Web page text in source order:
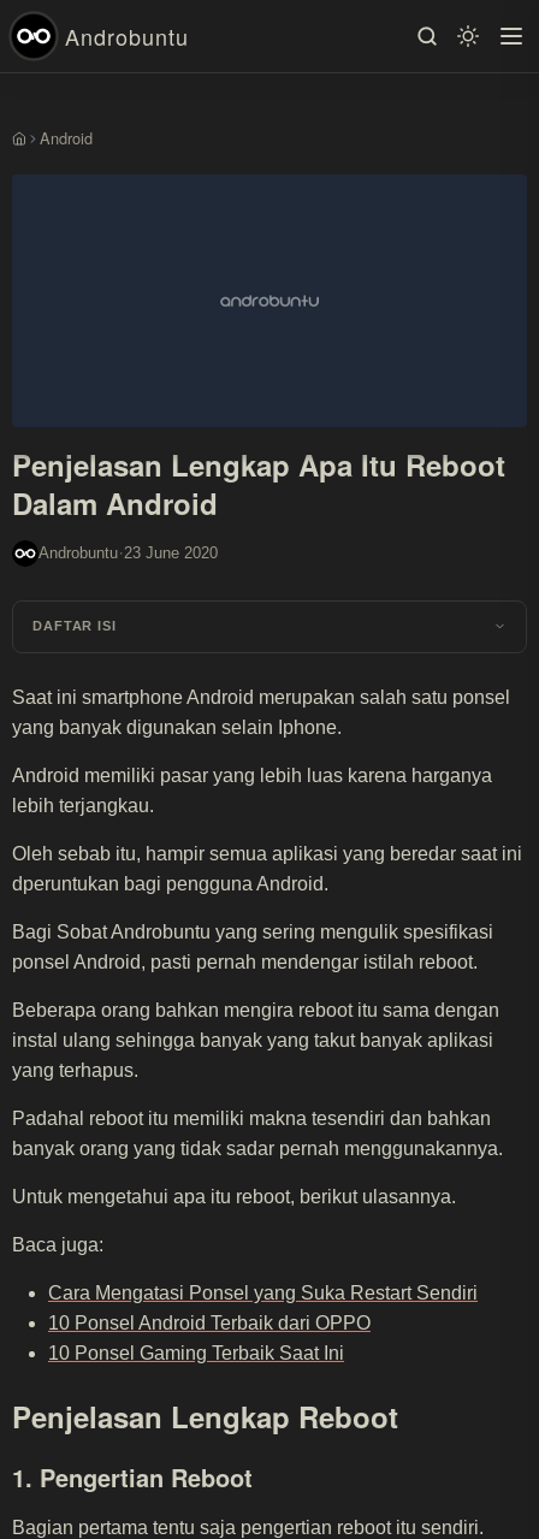
Androbuntu
BerandaAndroid
Penjelasan Lengkap Apa Itu Reboot
Dalam Android
Androbuntu·23 June 2020
DAFTAR ISI
Saat ini smartphone Android merupakan salah satu ponsel
yang banyak digunakan selain Iphone.
Android memiliki pasar yang lebih luas karena harganya
lebih terjangkau.
Oleh sebab itu, hampir semua aplikasi yang beredar saat ini
dperuntukan bagi pengguna Android.
Bagi Sobat Androbuntu yang sering mengulik spesifikasi
ponsel Android, pasti pernah mendengar istilah reboot.
Beberapa orang bahkan mengira reboot itu sama dengan
instal ulang sehingga banyak yang takut banyak aplikasi
yang terhapus.
Padahal reboot itu memiliki makna tesendiri dan bahkan
banyak orang yang tidak sadar pernah menggunakannya.
Untuk mengetahui apa itu reboot, berikut ulasannya.
Baca juga:
Cara Mengatasi Ponsel yang Suka Restart Sendiri
10 Ponsel Android Terbaik dari OPPO
10 Ponsel Gaming Terbaik Saat Ini
Penjelasan Lengkap Reboot
1. Pengertian Reboot
Bagian pertama tentu saja pengertian reboot itu sendiri.